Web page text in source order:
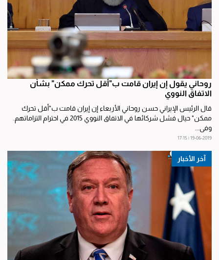
روحاني يقول إن إيران قامت ب"أقل تحرك ممكن" بشأن
الاتفاق النووي
قال الرئيس الإيراني حسن روحاني الأربعاء إن إيران قامت ب"أقل تحرك
ممكن" حيال فشل شركائها في الاتفاق النووي 2015 في احترام التزاماتهم.
وفي...
19-06-2019 | 17:15
آخر الأخبار